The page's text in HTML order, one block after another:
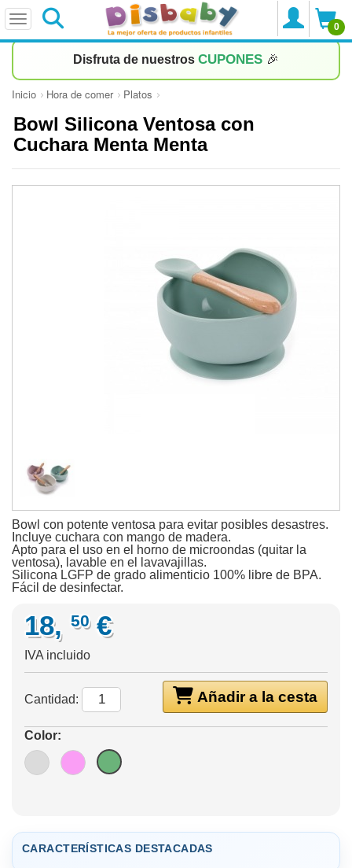
0
Disfruta de nuestros CUPONES 🎉
Inicio Hora de comer Platos
Bowl Silicona Ventosa con
Cuchara Menta Menta
Bowl con potente ventosa para evitar posibles desastres.
Incluye cuchara con mango de madera.
Apto para el uso en el horno de microondas (quitar la
ventosa), lavable en el lavavajillas.
Silicona LGFP de grado alimenticio 100% libre de BPA.
Fácil de desinfectar.
18, 50 €
IVA incluido
Añadir a la cesta
Cantidad:
Color:
CARACTERÍSTICAS DESTACADAS